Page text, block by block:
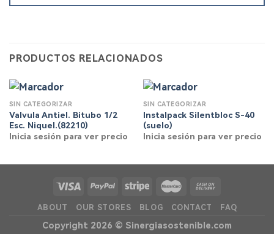
PRODUCTOS RELACIONADOS
SIN CATEGORIZAR
Valvula Antiel. Bitubo 1/2
Esc. Niquel.(82210)
Inicia sesión para ver precio
SIN CATEGORIZAR
Instalpack Silentbloc S-40
(suelo)
Inicia sesión para ver precio
ABOUT OUR STORES BLOG CONTACT FAQ
Copyright 2026 © Sinergiasostenible.com